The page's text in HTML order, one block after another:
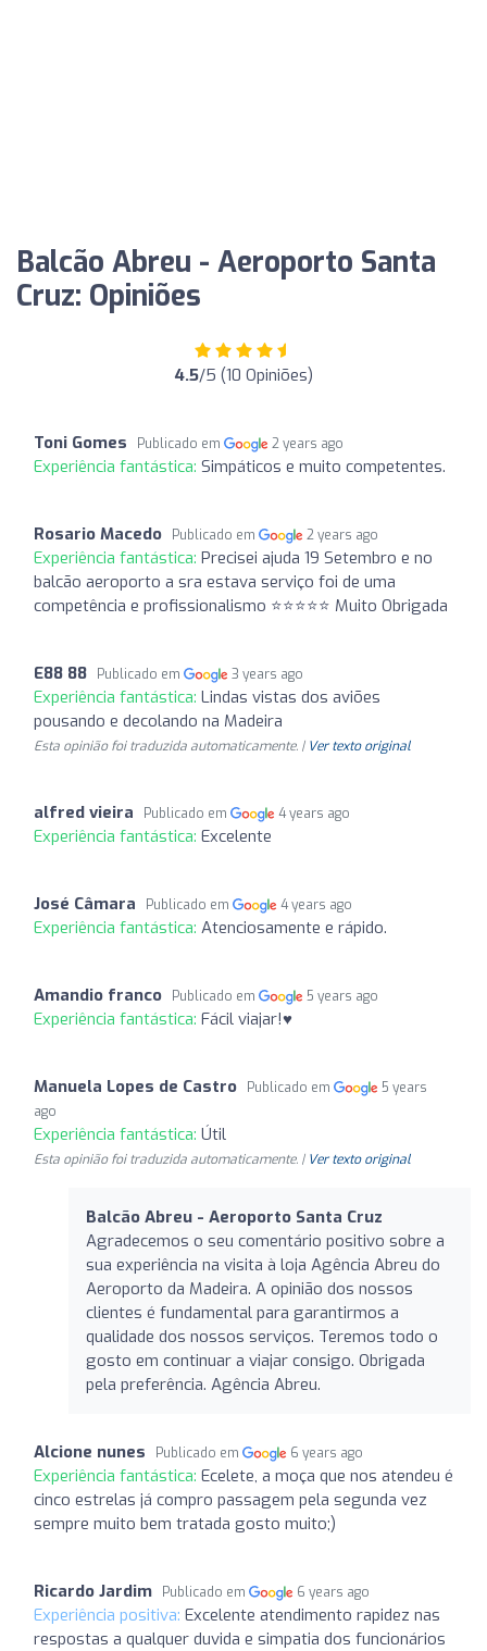
Balcão Abreu - Aeroporto Santa
Cruz: Opiniões
4.5/5 (10 Opiniões)
Toni Gomes Publicado em 2 years ago
Experiência fantástica: Simpáticos e muito competentes.
Rosario Macedo Publicado em 2 years ago
Experiência fantástica: Precisei ajuda 19 Setembro e no
balcão aeroporto a sra estava serviço foi de uma
competência e profissionalismo ⭐⭐⭐⭐⭐ Muito Obrigada
E88 88 Publicado em 3 years ago
Experiência fantástica: Lindas vistas dos aviões
pousando e decolando na Madeira
Esta opinião foi traduzida automaticamente. | Ver texto original
alfred vieira Publicado em 4 years ago
Experiência fantástica: Excelente
José Câmara Publicado em 4 years ago
Experiência fantástica: Atenciosamente e rápido.
Amandio franco Publicado em 5 years ago
Experiência fantástica: Fácil viajar!♥️
Manuela Lopes de Castro Publicado em
5 years
ago
Experiência fantástica: Útil
Esta opinião foi traduzida automaticamente. | Ver texto original
Balcão Abreu - Aeroporto Santa Cruz
Agradecemos o seu comentário positivo sobre a
sua experiência na visita à loja Agência Abreu do
Aeroporto da Madeira. A opinião dos nossos
clientes é fundamental para garantirmos a
qualidade dos nossos serviços. Teremos todo o
gosto em continuar a viajar consigo. Obrigada
pela preferência. Agência Abreu.
Alcione nunes Publicado em 6 years ago
Experiência fantástica: Ecelete, a moça que nos atendeu é
cinco estrelas já compro passagem pela segunda vez
sempre muito bem tratada gosto muito;)
Ricardo Jardim Publicado em 6 years ago
Experiência positiva: Excelente atendimento rapidez nas
respostas a qualquer duvida e simpatia dos funcionários